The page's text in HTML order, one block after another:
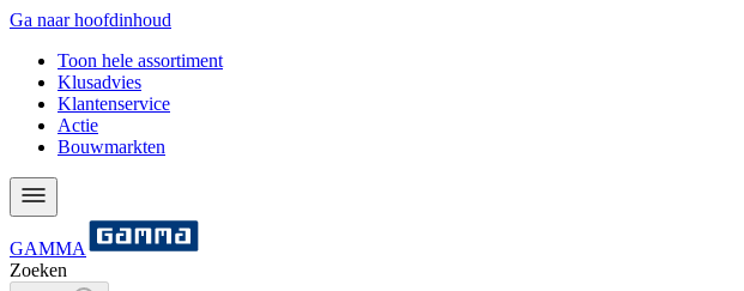
Ga naar hoofdinhoud
Toon hele assortiment
Klusadvies
Klantenservice
Actie
Bouwmarkten
GAMMA
Zoeken